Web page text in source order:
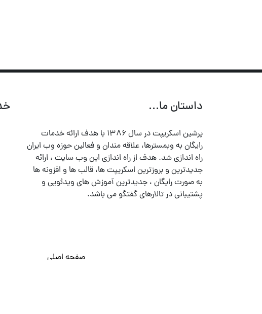
داستان ما...
پرشین اسکریپت در سال ۱۳۸۶ با هدف ارائه خدمات
رایگان به وبمسترها، علاقه مندان و فعالین حوزه وب ایران
راه اندازی شد. هدف از راه اندازی این وب سایت ، ارائه
جدیدترین و بروزترین اسکریپت ها، قالب ها و افزونه ها
به صورت رایگان ، جدیدترین آموزش های ویدئویی و
پشتیبانی در تالارهای گفتگو می باشد.
صفحه اصلی